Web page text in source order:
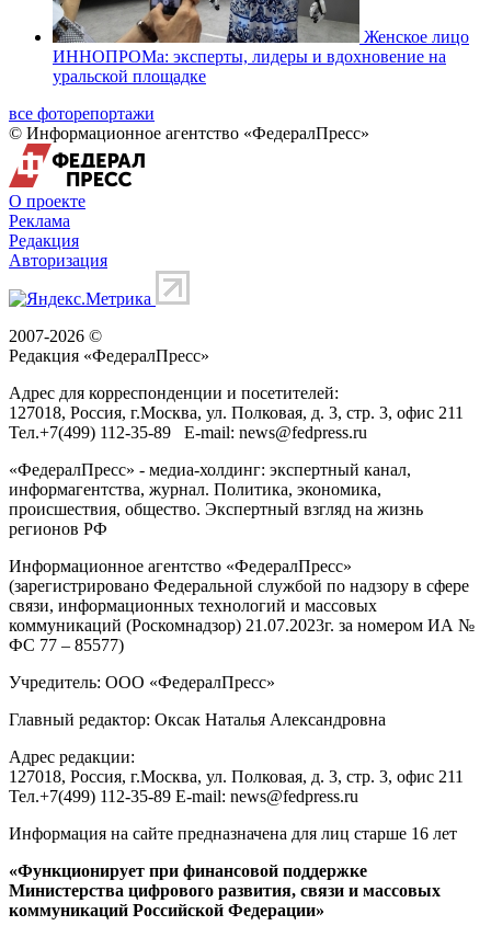
Женское лицо
ИННОПРОМа: эксперты, лидеры и вдохновение на
уральской площадке
все фоторепортажи
© Информационное агентство «ФедералПресс»
О проекте
Реклама
Редакция
Авторизация
2007-2026 ©
Редакция «ФедералПресс»
Адрес для корреспонденции и посетителей:
127018, Россия, г.Москва, ул. Полковая, д. 3, стр. 3, офис 211
Тел.+7(499) 112-35-89 E-mail: news@fedpress.ru
«ФедералПресс» - медиа-холдинг: экспертный канал,
информагентства, журнал. Политика, экономика,
происшествия, общество. Экспертный взгляд на жизнь
регионов РФ
Информационное агентство «ФедералПресс»
(зарегистрировано Федеральной службой по надзору в сфере
связи, информационных технологий и массовых
коммуникаций (Роскомнадзор) 21.07.2023г. за номером ИА №
ФС 77 – 85577)
Учредитель: ООО «ФедералПресс»
Главный редактор: Оксак Наталья Александровна
Адрес редакции:
127018, Россия, г.Москва, ул. Полковая, д. 3, стр. 3, офис 211
Тел.+7(499) 112-35-89 E-mail: news@fedpress.ru
Информация на сайте предназначена для лиц старше 16 лет
«Функционирует при финансовой поддержке
Министерства цифрового развития, связи и массовых
коммуникаций Российской Федерации»